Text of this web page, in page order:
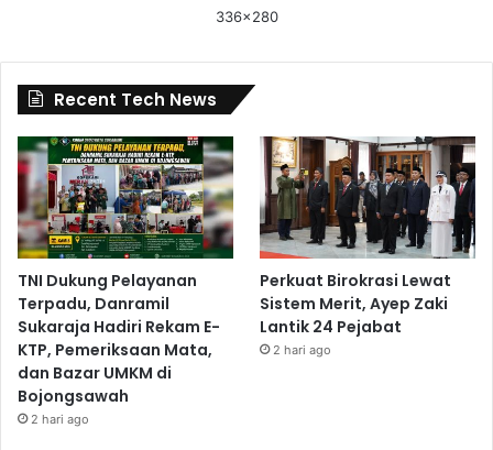
336x280
Recent Tech News
TNI Dukung Pelayanan
Terpadu, Danramil
Sukaraja Hadiri Rekam E-
KTP, Pemeriksaan Mata,
dan Bazar UMKM di
Bojongsawah
2 hari ago
Perkuat Birokrasi Lewat
Sistem Merit, Ayep Zaki
Lantik 24 Pejabat
2 hari ago